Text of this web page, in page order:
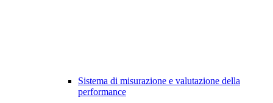
Sistema di misurazione e valutazione della
performance